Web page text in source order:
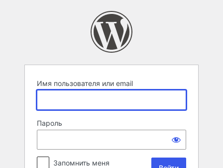
Имя пользователя или email
Пароль
Запомнить меня